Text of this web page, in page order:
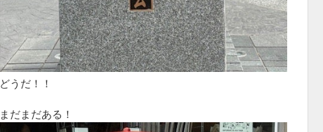
どうだ！！
まだまだある！